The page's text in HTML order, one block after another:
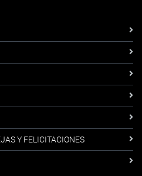
Y FELICITACIONES